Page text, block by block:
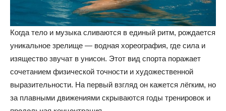
Когда тело и музыка сливаются в единый ритм, рождается
уникальное зрелище — водная хореография, где сила и
изящество звучат в унисон. Этот вид спорта поражает
сочетанием физической точности и художественной
выразительности. На первый взгляд он кажется лёгким, но
за плавными движениями скрываются годы тренировок и